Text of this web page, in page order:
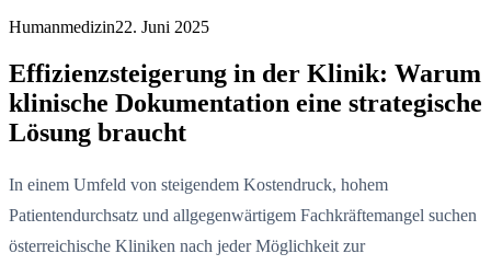
Humanmedizin22. Juni 2025
Effizienzsteigerung in der Klinik: Warum
klinische Dokumentation eine strategische
Lösung braucht
In einem Umfeld von steigendem Kostendruck, hohem
Patientendurchsatz und allgegenwärtigem Fachkräftemangel suchen
österreichische Kliniken nach jeder Möglichkeit zur